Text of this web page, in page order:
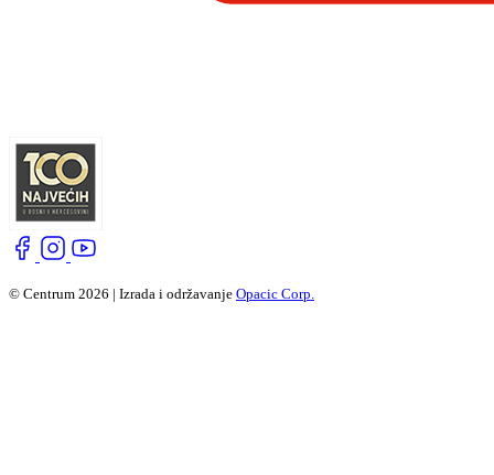
© Centrum 2026 | Izrada i održavanje Opacic Corp.